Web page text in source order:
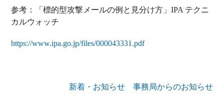
参考：「標的型攻撃メールの例と見分け方」IPA テクニ
カルウォッチ
https://www.ipa.go.jp/files/000043331.pdf
事務局からのお知らせ
新着・お知らせ